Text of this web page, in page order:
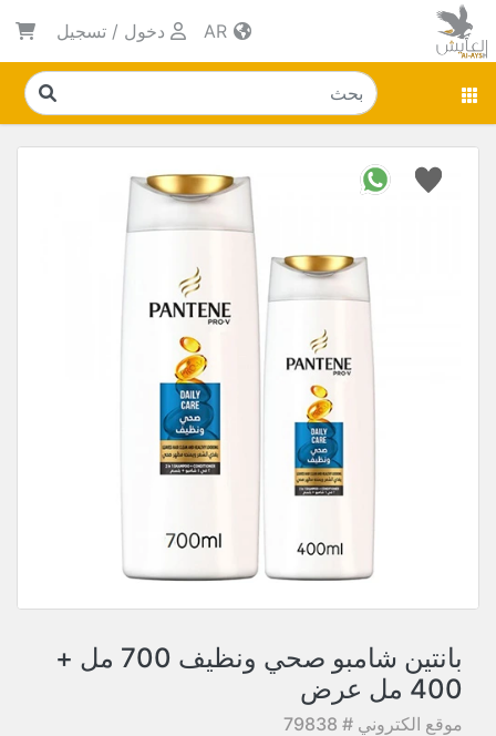
دخول / تسجيل
بانتين شامبو صحي ونظيف 700 مل +
400 مل عرض
موقع الكتروني # 79838